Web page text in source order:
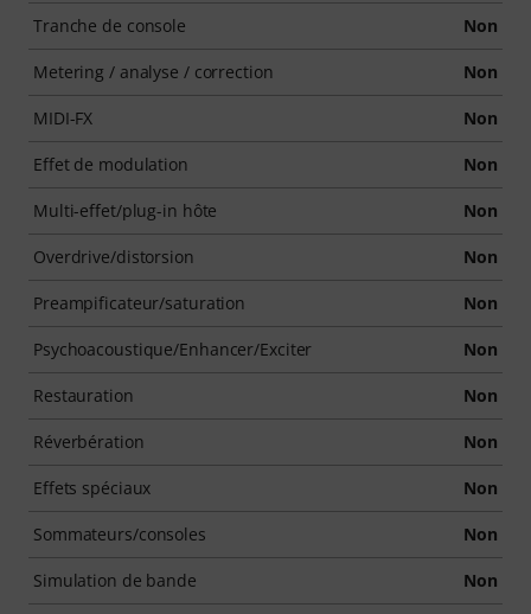
Tranche de console Non
Metering / analyse / correction Non
MIDI-FX Non
Effet de modulation Non
Multi-effet/plug-in hôte Non
Overdrive/distorsion Non
Preampificateur/saturation Non
Psychoacoustique/Enhancer/Exciter Non
Restauration Non
Réverbération Non
Effets spéciaux Non
Sommateurs/consoles Non
Simulation de bande Non